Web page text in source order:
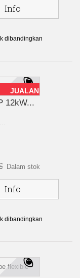
Info
dibandingkan
JUALAN!
12kW...
Dalam stok
Info
dibandingkan